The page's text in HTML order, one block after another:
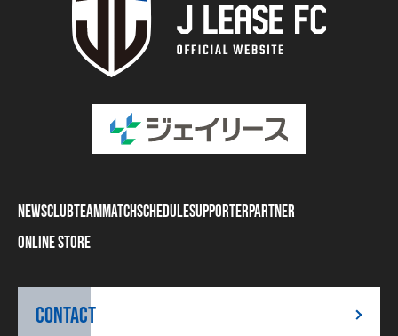
NEWSCLUBTEAMMATCHSCHEDULESUPPORTERPARTNER
ONLINE STORE
CONTACT